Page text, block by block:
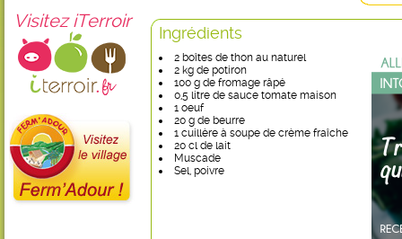
Visitez iTerroir
Ingrédients
2 boîtes de thon au naturel
2 kg de potiron
100 g de fromage râpé
0,5 litre de sauce tomate maison
1 oeuf
20 g de beurre
1 cuillère à soupe de crème fraîche
20 cl de lait
Muscade
Sel, poivre